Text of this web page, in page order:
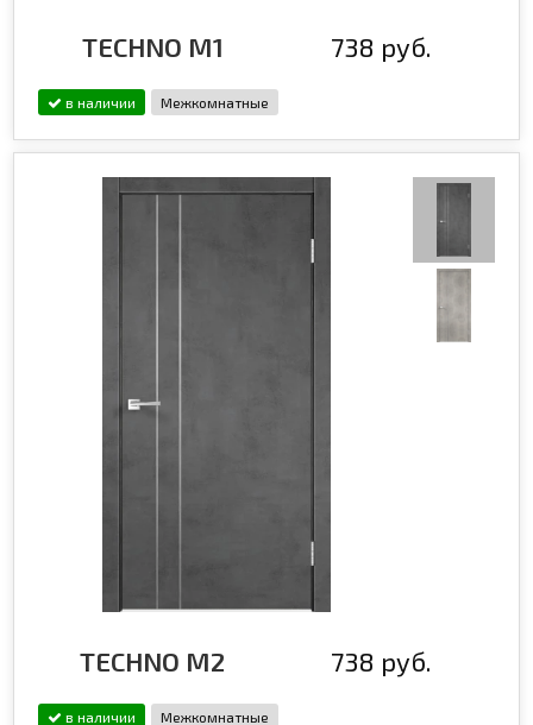
TECHNO М1 738 руб.
в наличии Межкомнатные
TECHNO М2 738 руб.
в наличии Межкомнатные